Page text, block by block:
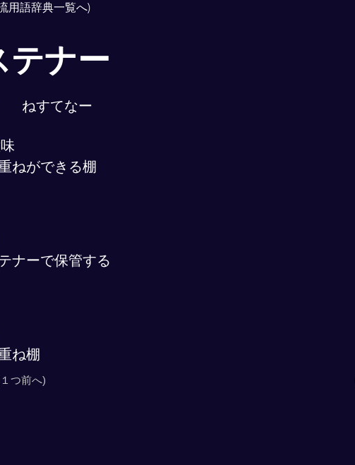
用語辞典一覧へ)
テナー
ねすてなー
ねができる棚
ナーで保管する
ね棚
つ前へ)